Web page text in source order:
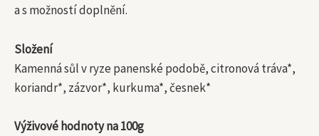
a s možností doplnění.
Složení
Kamenná sůl v ryze panenské podobě, citronová tráva*,
koriandr*, zázvor*, kurkuma*, česnek*
Výživové hodnoty na 100g